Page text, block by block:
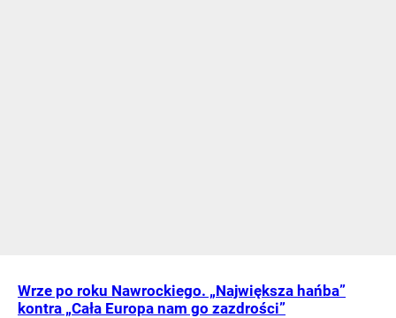
Wrze po roku Nawrockiego. „Największa hańba”
kontra „Cała Europa nam go zazdrości”